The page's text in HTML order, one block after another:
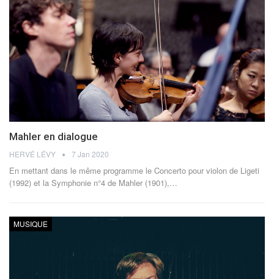
Mahler en dialogue
HERVÉ LÉVY 7 Jan 2020
En mettant dans le même programme le Concerto pour violon de Ligeti
(1992) et la Symphonie n°4 de Mahler (1901),…
MUSIQUE